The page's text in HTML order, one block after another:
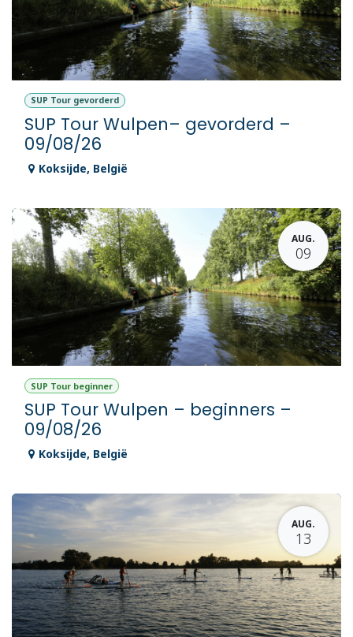
SUP Tour gevorderd
SUP Tour Wulpen– gevorderd –
09/08/26
Koksijde, België
AUG.
09
SUP Tour beginner
SUP Tour Wulpen – beginners –
09/08/26
Koksijde, België
AUG.
13